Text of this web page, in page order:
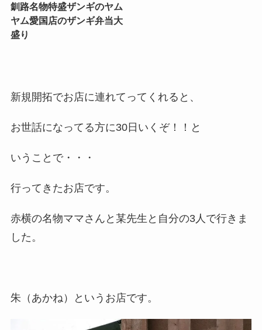
釧路名物特盛ザンギのヤム
ヤム愛国店のザンギ弁当大
盛り
新規開拓でお店に連れてってくれると、
お世話になってる方に30日いくぞ！！と
いうことで・・・
行ってきたお店です。
赤横の名物ママさんと某先生と自分の3人で行きま
した。
朱（あかね）というお店です。